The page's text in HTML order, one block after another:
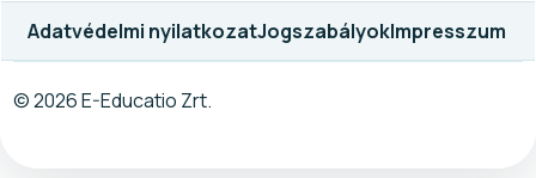
Adatvédelmi nyilatkozatJogszabályokImpresszum
© 2026 E-Educatio Zrt.